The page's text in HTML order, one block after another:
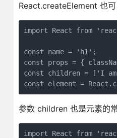
React.createElement 也可
import React from
const name = 'h1';
const props = {
const children = ['I
const element =
参数 children 也是元素的
import React from